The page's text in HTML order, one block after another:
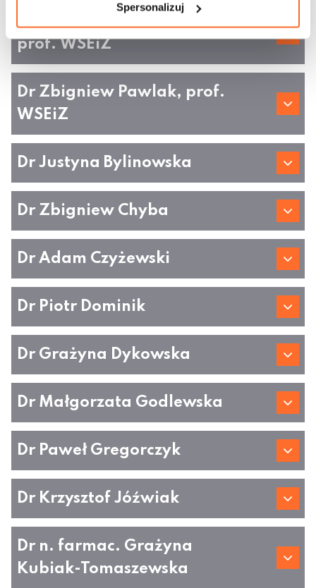
Spersonalizuj
Dr Bohdan Wieprzkowicz,
prof. WSEiZ
Dr Zbigniew Pawlak, prof.
WSEiZ
Dr Justyna Bylinowska
Dr Zbigniew Chyba
Dr Adam Czyżewski
Dr Piotr Dominik
Dr Grażyna Dykowska
Dr Małgorzata Godlewska
Dr Paweł Gregorczyk
Dr Krzysztof Jóźwiak
Dr n. farmac. Grażyna
Kubiak-Tomaszewska